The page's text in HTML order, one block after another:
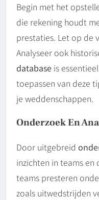
Begin met het
die rekening houdt
prestaties. Let op de
Analyseer ook
database is
toepassen van deze
je weddenschappen.
Onderzoek En
Door uitgebreid
inzichten in teams
teams presteren
zoals uitwedstrijden